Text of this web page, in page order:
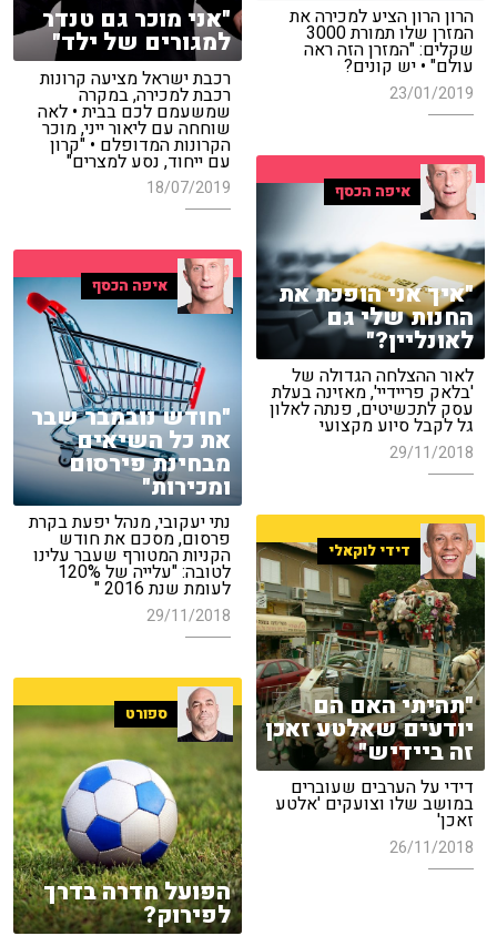
"אני מוכר גם טנדר
למגורים של ילד"
רכבת ישראל מציעה קרונות
רכבת למכירה, במקרה
שמשעמם לכם בבית • לאה
שוחחה עם ליאור ייני, מוכר
הקרונות המדופלם • "קרון
עם ייחוד, נסע למצרים"
18/07/2019
הרון הרון הציע למכירה את
המזרן שלו תמורת 3000
שקלים: "המזרן הזה ראה
עולם" • יש קונים?
23/01/2019
איפה הכסף
"איך אני הופכת את
החנות שלי גם
לאונליין?"
לאור ההצלחה הגדולה של
'בלאק פריידיי', מאזינה בעלת
עסק לתכשיטים, פנתה לאלון
גל לקבל סיוע מקצועי
29/11/2018
איפה הכסף
"חודש נובמבר שבר
את כל השיאים
מבחינת פירסום
ומכירות"
נתי יעקובי, מנהל יפעת בקרת
פרסום, מסכם את חודש
הקניות המטורף שעבר עלינו
לטובה: "עלייה של 120%
לעומת שנת 2016 "
29/11/2018
דידי לוקאלי
"תהיתי האם הם
יודעים שאלטע זאכן
זה ביידיש"
דידי על הערבים שעוברים
במושב שלו וצועקים 'אלטע
זאכן'
26/11/2018
ספורט
הפועל חדרה בדרך
לפירוק?